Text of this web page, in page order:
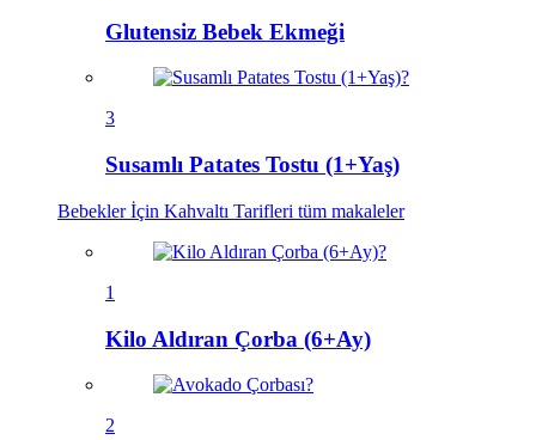
Glutensiz Bebek Ekmeği
3
Susamlı Patates Tostu (1+Yaş)
Bebekler İçin Kahvaltı Tarifleri tüm makaleler
1
Kilo Aldıran Çorba (6+Ay)
2